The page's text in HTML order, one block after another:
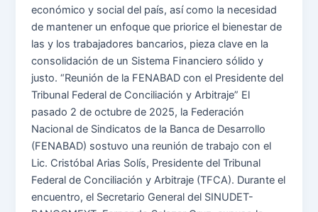
económico y social del país, así como la necesidad
de mantener un enfoque que priorice el bienestar de
las y los trabajadores bancarios, pieza clave en la
consolidación de un Sistema Financiero sólido y
justo. “Reunión de la FENABAD con el Presidente del
Tribunal Federal de Conciliación y Arbitraje” El
pasado 2 de octubre de 2025, la Federación
Nacional de Sindicatos de la Banca de Desarrollo
(FENABAD) sostuvo una reunión de trabajo con el
Lic. Cristóbal Arias Solís, Presidente del Tribunal
Federal de Conciliación y Arbitraje (TFCA). Durante el
encuentro, el Secretario General del SINUDET-